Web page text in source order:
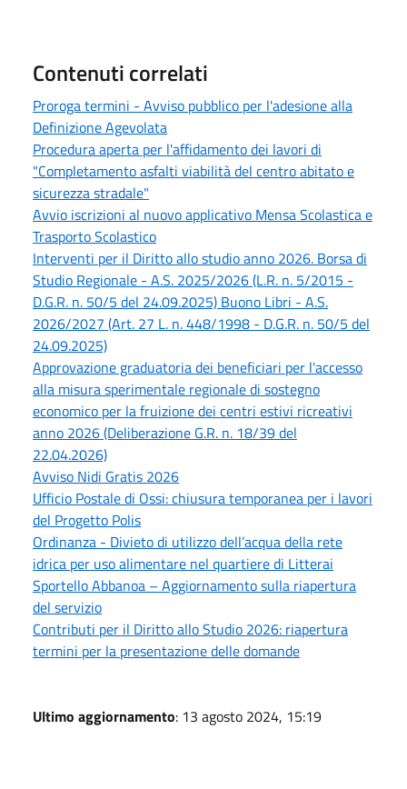
Contenuti correlati
Proroga termini - Avviso pubblico per l'adesione alla
Definizione Agevolata
Procedura aperta per l'affidamento dei lavori di
"Completamento asfalti viabilità del centro abitato e
sicurezza stradale"
Avvio iscrizioni al nuovo applicativo Mensa Scolastica e
Trasporto Scolastico
Interventi per il Diritto allo studio anno 2026. Borsa di
Studio Regionale - A.S. 2025/2026 (L.R. n. 5/2015 -
D.G.R. n. 50/5 del 24.09.2025) Buono Libri - A.S.
2026/2027 (Art. 27 L. n. 448/1998 - D.G.R. n. 50/5 del
24.09.2025)
Approvazione graduatoria dei beneficiari per l'accesso
alla misura sperimentale regionale di sostegno
economico per la fruizione dei centri estivi ricreativi
anno 2026 (Deliberazione G.R. n. 18/39 del
22.04.2026)
Avviso Nidi Gratis 2026
Ufficio Postale di Ossi: chiusura temporanea per i lavori
del Progetto Polis
Ordinanza - Divieto di utilizzo dell’acqua della rete
idrica per uso alimentare nel quartiere di Litterai
Sportello Abbanoa – Aggiornamento sulla riapertura
del servizio
Contributi per il Diritto allo Studio 2026: riapertura
termini per la presentazione delle domande
Ultimo aggiornamento: 13 agosto 2024, 15:19